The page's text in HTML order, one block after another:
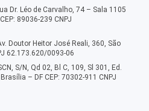
Dr. Léo de Carvalho, 74 – Sala 1105
89036-239 CNPJ
Doutor Heitor José Reali, 360, São
62.173.620/0093-06
S/N, Qd 02, Bl C, 109, Sl 301, Ed.
– DF CEP: 70302-911 CNPJ